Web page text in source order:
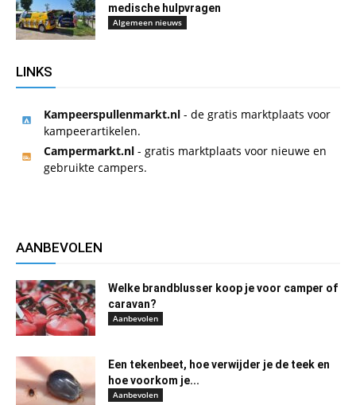
medische hulpvragen
Algemeen nieuws
LINKS
Kampeerspullenmarkt.nl - de gratis marktplaats voor
kampeerartikelen.
Campermarkt.nl - gratis marktplaats voor nieuwe en
gebruikte campers.
AANBEVOLEN
Welke brandblusser koop je voor camper of
caravan?
Aanbevolen
Een tekenbeet, hoe verwijder je de teek en
hoe voorkom je...
Aanbevolen